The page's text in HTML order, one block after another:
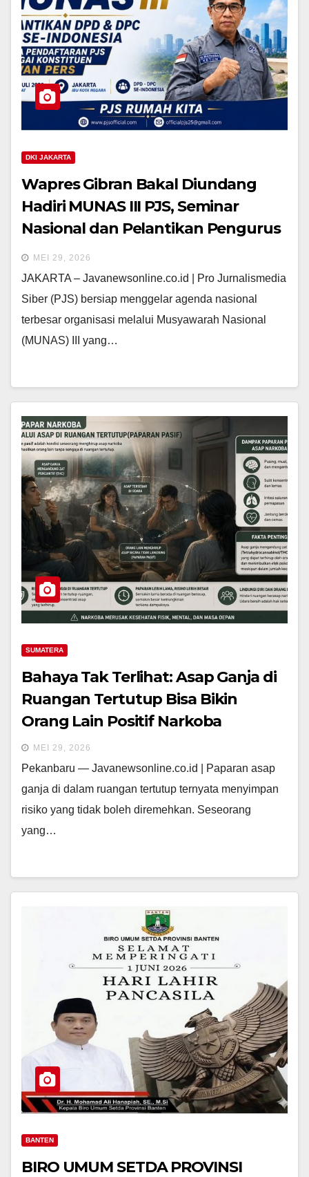
DKI JAKARTA
Wapres Gibran Bakal Diundang
Hadiri MUNAS III PJS, Seminar
Nasional dan Pelantikan Pengurus
DPD-DPC se-Indonesia
MEI 29, 2026
JAKARTA – Javanewsonline.co.id | Pro Jurnalismedia
Siber (PJS) bersiap menggelar agenda nasional
terbesar organisasi melalui Musyawarah Nasional
(MUNAS) III yang…
SUMATERA
Bahaya Tak Terlihat: Asap Ganja di
Ruangan Tertutup Bisa Bikin
Orang Lain Positif Narkoba
MEI 29, 2026
Pekanbaru — Javanewsonline.co.id | Paparan asap
ganja di dalam ruangan tertutup ternyata menyimpan
risiko yang tidak boleh diremehkan. Seseorang
yang…
BANTEN
BIRO UMUM SETDA PROVINSI